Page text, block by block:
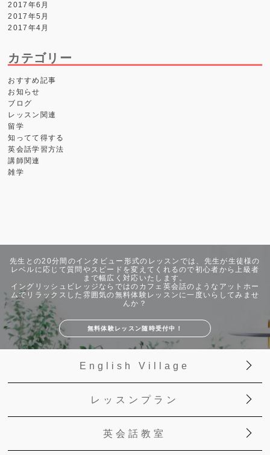
2017年6月
2017年5月
2017年4月
カテゴリー
おすすめ記事
お知らせ
ブログ
レッスン関連
留学
知ってて得する
英会話学習方法
講師関連
雑学
先生との20分間のインタビュー形式のレッスンでは、先生が生徒様の
レベルに応じて質問やスピードを変えてくれるので初心者から上級者
まで幅広く対応いたします。
イングリッシュビレッジならではのカフェ英会話のようなアットホー
ムでリラックスした雰囲気の無料体験レッスンに一度いらしてみませ
んか？
無料体験レッスン随時受付中！
English Village
レッスンプラン
英会話教室